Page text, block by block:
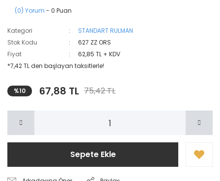
(0) Yorum - 0 Puan
Kategori
STANDART RULMAN
Stok Kodu
627 ZZ ORS
Fiyat
62,85 TL + KDV
*7,42 TL den başlayan taksitlerle!
%10 67,88 TL 75,42 TL
Sepete Ekle